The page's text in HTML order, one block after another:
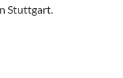
Stuttgart.